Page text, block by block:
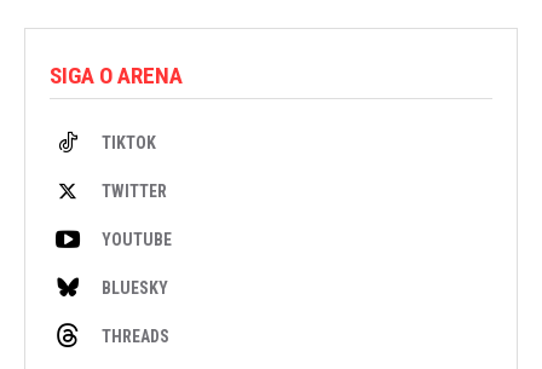
SIGA O ARENA
TIKTOK
TWITTER
YOUTUBE
BLUESKY
THREADS